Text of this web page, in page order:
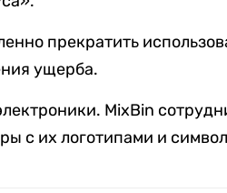
прекратить
ущерба.
MixBin
с их логотипами и